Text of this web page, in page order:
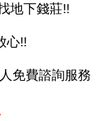
地下錢莊!!
心!!
免費諮詢服務